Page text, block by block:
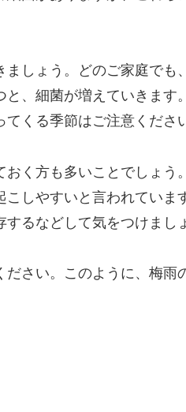
しょう。どのご家庭でも
、細菌が増えていきます
くる季節はご注意くださ
く方も多いことでしょう
しやすいと言われていま
るなどして気をつけまし
さい。このように、梅雨